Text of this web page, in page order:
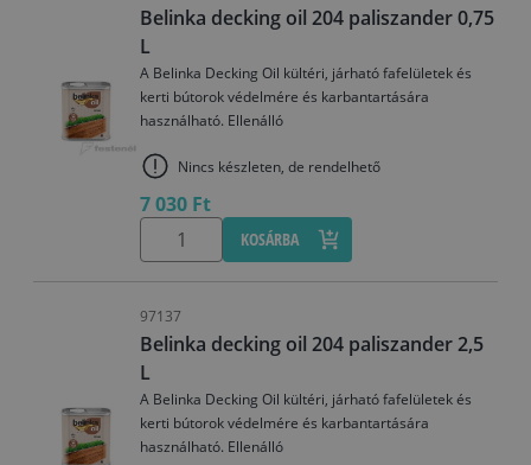
Belinka decking oil 204 paliszander 0,75
L
A Belinka Decking Oil kültéri, járható fafelületek és
kerti bútorok védelmére és karbantartására
használható. Ellenálló
Nincs készleten, de rendelhető
7 030 Ft
KOSÁRBA
97137
Belinka decking oil 204 paliszander 2,5
L
A Belinka Decking Oil kültéri, járható fafelületek és
kerti bútorok védelmére és karbantartására
használható. Ellenálló